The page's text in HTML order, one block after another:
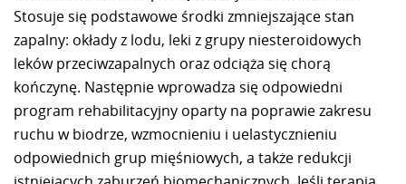
Stosuje się podstawowe środki zmniejszające stan
zapalny: okłady z lodu, leki z grupy niesteroidowych
leków przeciwzapalnych oraz odciąża się chorą
kończynę. Następnie wprowadza się odpowiedni
program rehabilitacyjny oparty na poprawie zakresu
ruchu w biodrze, wzmocnieniu i uelastycznieniu
odpowiednich grup mięśniowych, a także redukcji